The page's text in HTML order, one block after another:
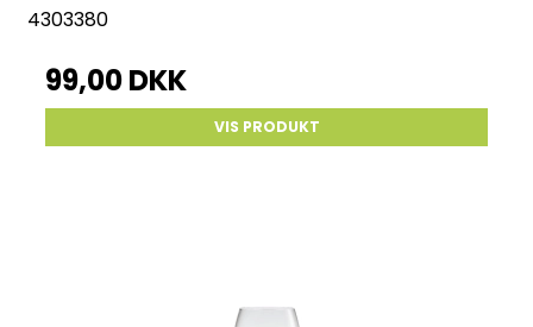
4303380
99,00 DKK
VIS PRODUKT